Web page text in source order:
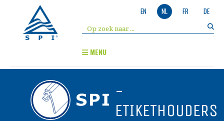
EN NL FR DE
MENU
-
ETIKETHOUDERS